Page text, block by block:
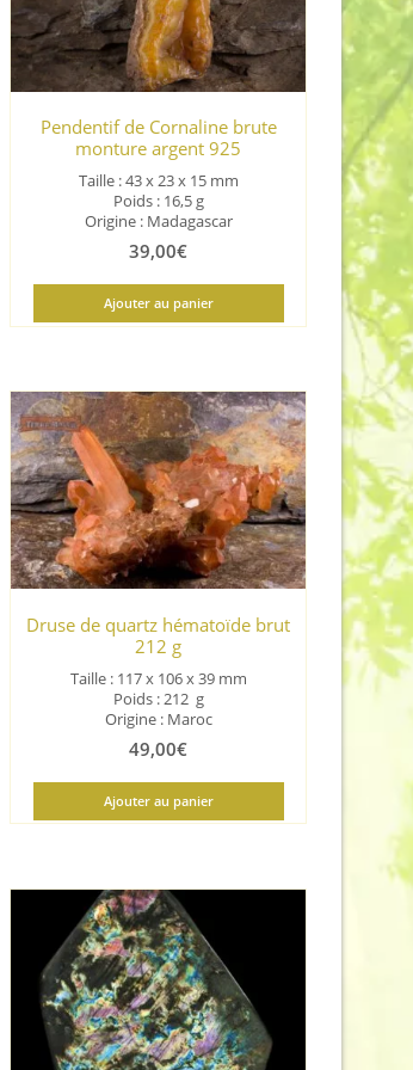
Pendentif de Cornaline brute
monture argent 925
Taille : 43 x 23 x 15 mm
Poids : 16,5 g
Origine : Madagascar
39,00€
Ajouter au panier
Druse de quartz hématoïde brut
212 g
Taille : 117 x 106 x 39 mm
Poids : 212 g
Origine : Maroc
49,00€
Ajouter au panier